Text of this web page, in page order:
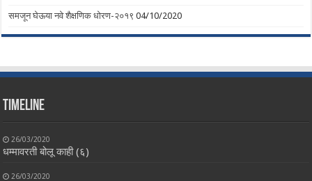
समजून घेऊया नवे शैक्षणिक धोरण-२०१९ 04/10/2020
Timeline
26/03/2020
धम्मावरती बोलू काही (६)
26/03/2020